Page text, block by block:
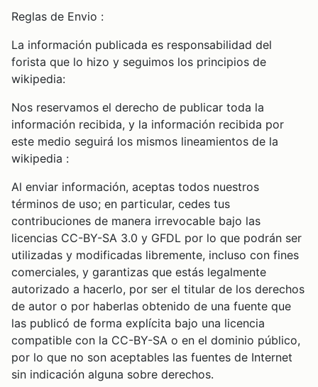
Reglas de Envio :
La información publicada es responsabilidad del
forista que lo hizo y seguimos los principios de
wikipedia:
Nos reservamos el derecho de publicar toda la
información recibida, y la información recibida por
este medio seguirá los mismos lineamientos de la
wikipedia :
Al enviar información, aceptas todos nuestros
términos de uso; en particular, cedes tus
contribuciones de manera irrevocable bajo las
licencias CC-BY-SA 3.0 y GFDL por lo que podrán ser
utilizadas y modificadas libremente, incluso con fines
comerciales, y garantizas que estás legalmente
autorizado a hacerlo, por ser el titular de los derechos
de autor o por haberlas obtenido de una fuente que
las publicó de forma explícita bajo una licencia
compatible con la CC-BY-SA o en el dominio público,
por lo que no son aceptables las fuentes de Internet
sin indicación alguna sobre derechos.